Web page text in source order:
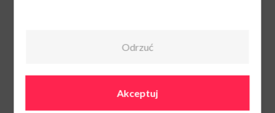
Odrzuć
Akceptuj